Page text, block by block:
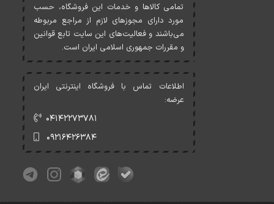
تمامی کالاها و خدمات اين فروشگاه، حسب
مورد دارای مجوزهای لازم از مراجع مربوطه
می‌باشند و فعاليت‌های اين سايت تابع قوانين
و مقررات جمهوری اسلامی ايران است.
اطلاعات تماس با فروشگاه اینترنتی ایران
عرضه:
۰۴۱۴۲۲۷۳۷۸۱
۰۹۲۱۶۴۲۶۳۸۴